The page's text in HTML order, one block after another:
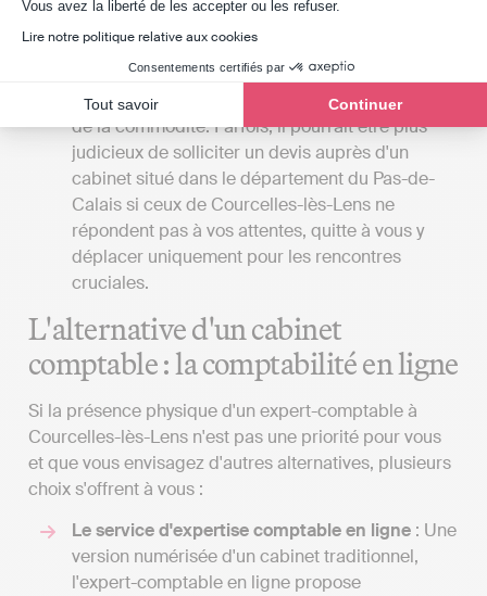
Vous avez la liberté de les accepter ou les refuser.
Lire notre politique relative aux cookies
Consentements certifiés par
Tout savoir Continuer
comptable, il serait avantageux que le cabinet
soit situé à proximité de votre lieu de travail ou
de votre domicile. Toutefois, il est essentiel de
ne pas sacrifier la qualité du service au bénéfice
de la commodité. Parfois, il pourrait être plus
judicieux de solliciter un devis auprès d'un
cabinet situé dans le département du Pas-de-
Calais si ceux de Courcelles-lès-Lens ne
répondent pas à vos attentes, quitte à vous y
déplacer uniquement pour les rencontres
cruciales.
L'alternative d'un cabinet
comptable : la comptabilité en ligne
Si la présence physique d'un expert-comptable à
Courcelles-lès-Lens n'est pas une priorité pour vous
et que vous envisagez d'autres alternatives, plusieurs
choix s'offrent à vous :
Le service d'expertise comptable en ligne : Une
version numérisée d'un cabinet traditionnel,
l'expert-comptable en ligne propose